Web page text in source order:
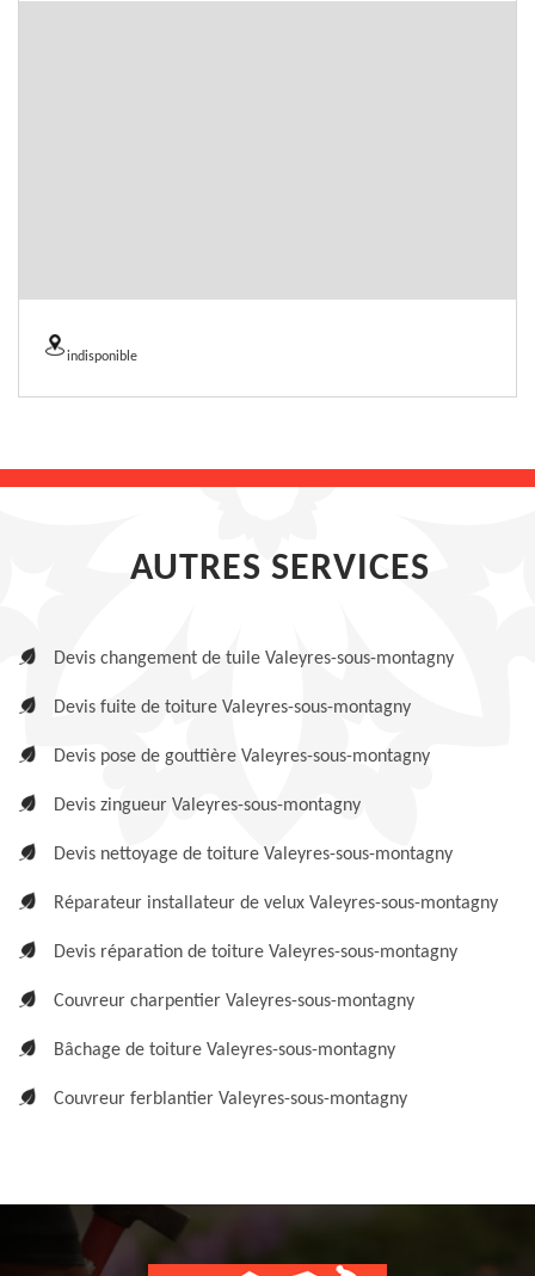
indisponible
AUTRES SERVICES
Devis changement de tuile Valeyres-sous-montagny
Devis fuite de toiture Valeyres-sous-montagny
Devis pose de gouttière Valeyres-sous-montagny
Devis zingueur Valeyres-sous-montagny
Devis nettoyage de toiture Valeyres-sous-montagny
Réparateur installateur de velux Valeyres-sous-montagny
Devis réparation de toiture Valeyres-sous-montagny
Couvreur charpentier Valeyres-sous-montagny
Bâchage de toiture Valeyres-sous-montagny
Couvreur ferblantier Valeyres-sous-montagny